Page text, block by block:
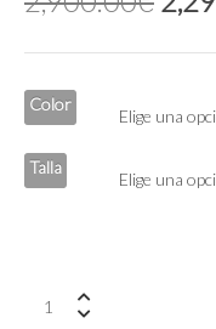
Color
Talla
FENIX